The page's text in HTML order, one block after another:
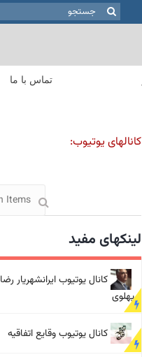
جستجو
تماس با ما
کانالهای یوتیوب:
لینکهای مفید
کانال یوتیوب ایرانشهریار رضا
پهلوی
کانال یوتیوب وقایع اتفاقیه